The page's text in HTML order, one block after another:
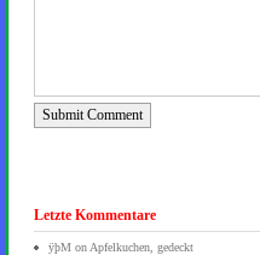
Submit Comment
Letzte Kommentare
ÿþMon Apfelkuchen, gedeckt